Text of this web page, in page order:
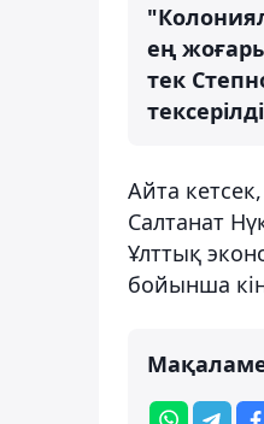
ең
тек
Айта
Салтанат
Ұлттық
бойынша